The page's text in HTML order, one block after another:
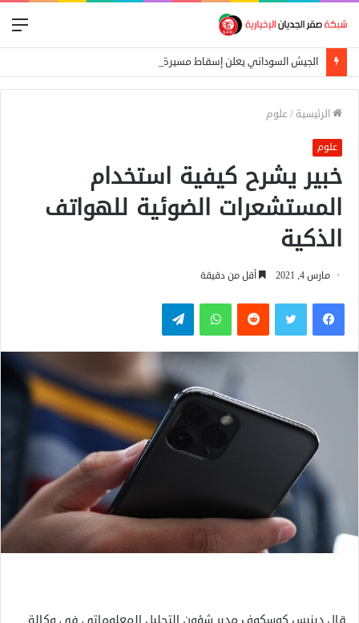
الرئيسية / علوم
علوم
خبير يشرح كيفية استخدام
المستشعرات الضوئية للهواتف
الذكية
مارس 4, 2021 أقل من دقيقة
فيسبوكتويتر واتساب تيلقرام